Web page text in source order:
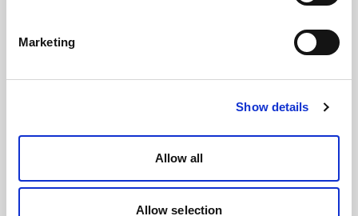
Marketing
Show details
Allow all
Allow selection